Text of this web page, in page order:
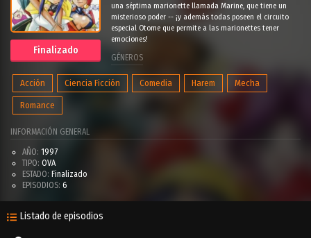
Finalizado
una séptima marionette llamada Marine, que tiene un
misterioso poder -- ¡y además todas poseen el circuito
especial Otome que permite a las marionettes tener
emociones!
GÉNEROS
Acción Ciencia Ficción Comedia Harem Mecha
Romance
INFORMACIÓN GENERAL
AÑO: 1997
TIPO: OVA
ESTADO: Finalizado
EPISODIOS: 6
Listado de episodios